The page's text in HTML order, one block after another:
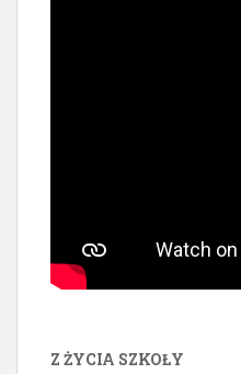
Z ŻYCIA SZKOŁY